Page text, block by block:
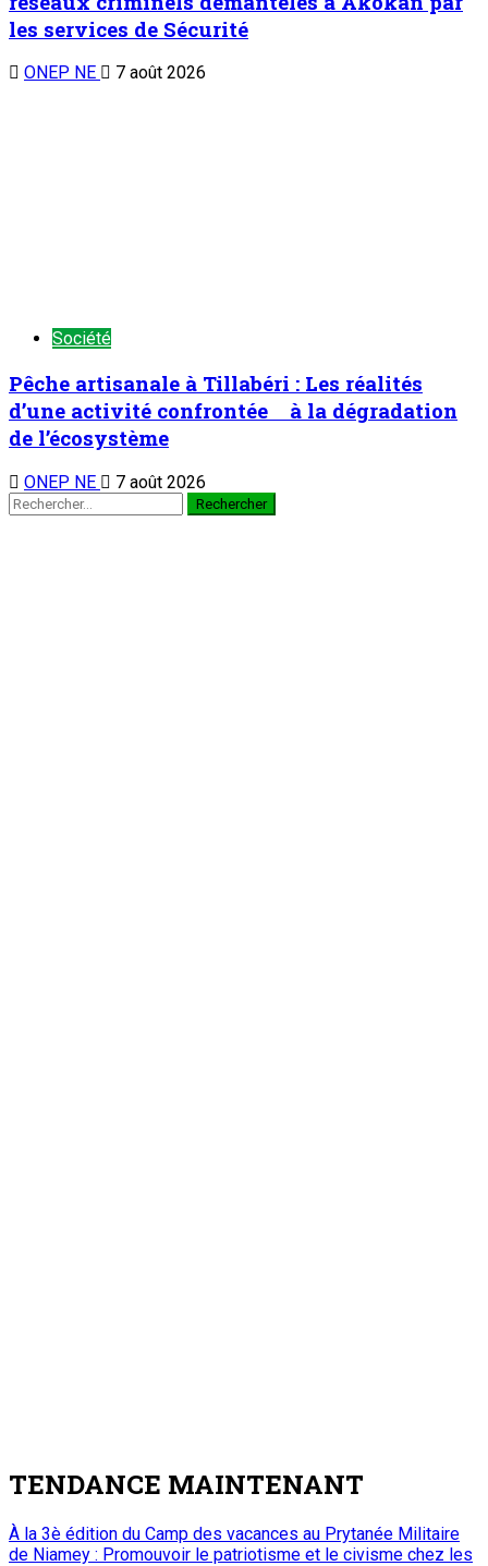
les services de Sécurité
ONEP NE 7 août 2026
Société
Pêche artisanale à Tillabéri : Les réalités
d’une activité confrontée à la dégradation
de l’écosystème
ONEP NE 7 août 2026
TENDANCE MAINTENANT
À la 3è édition du Camp des vacances au Prytanée Militaire
de Niamey : Promouvoir le patriotisme et le civisme chez les